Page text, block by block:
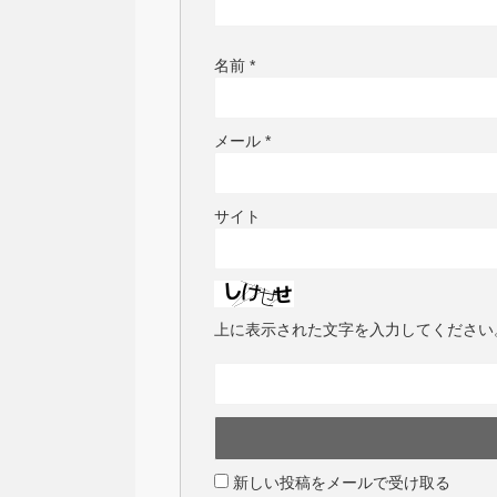
名前 *
メール *
サイト
上に表示された文字を入力してください
新しい投稿をメールで受け取る